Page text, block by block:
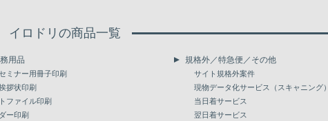
イロドリの商品一覧
用品
ミナー用冊子印刷
拶状印刷
ファイル印刷
ー印刷
規格外／特急便／その他
サイト規格外案件
現物データ化サービス（スキャニング）
当日着サービス
翌日着サービス